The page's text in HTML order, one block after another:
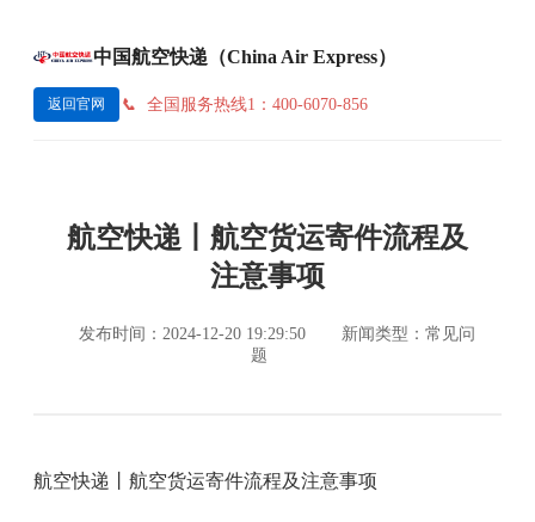
中国航空快递（China Air Express）
返回官网 全国服务热线1：400-6070-856
航空快递丨航空货运寄件流程及
注意事项
发布时间：2024-12-20 19:29:50
新闻类型：常见问
题
航空快递丨航空货运寄件流程及注意事项